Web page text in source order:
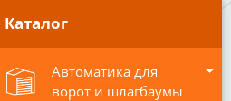
Каталог
Автоматика для
ворот и шлагбаумы